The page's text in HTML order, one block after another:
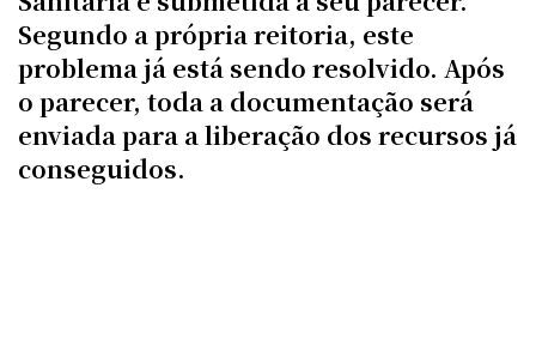
Segundo a própria reitoria, este
problema já está sendo resolvido. Após
o parecer, toda a documentação será
enviada para a liberação dos recursos já
conseguidos.